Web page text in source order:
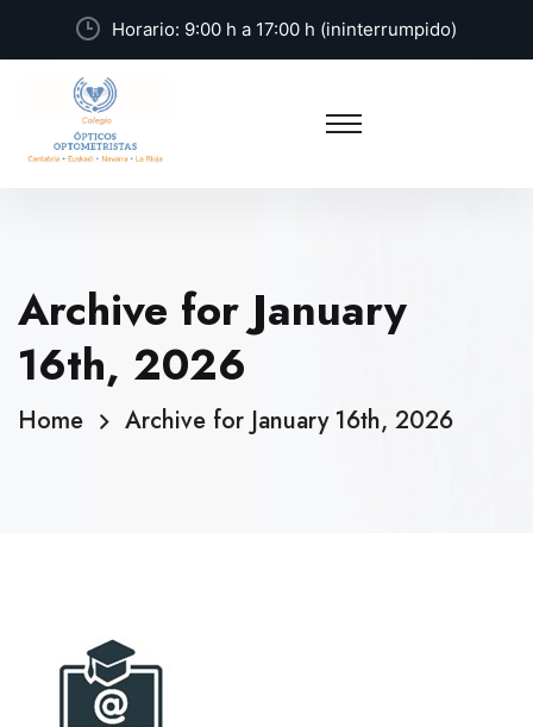
Horario: 9:00 h a 17:00 h (ininterrumpido)
Archive for January
16th, 2026
Home Archive for January 16th, 2026